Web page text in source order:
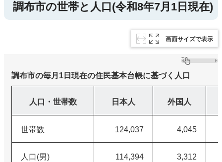
調布市の世帯と人口(令和8年7月1日現在)
画面サイズで表示
調布市の毎月1日現在の住民基本台帳に基づく人口
人口・世帯数 日本人 外国人
世帯数 124,037 4,045
人口(男) 114,394 3,312